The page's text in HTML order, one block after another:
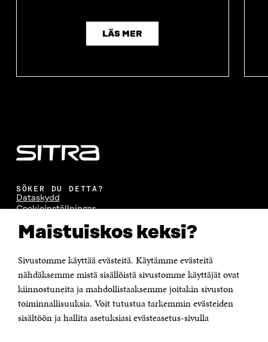
Maistuiskos keksi?
Sivustomme käyttää evästeitä. Käytämme evästeitä
nähdäksemme mistä sisällöistä sivustomme käyttäjät ovat
kiinnostuneita ja mahdollistaaksemme joitakin sivuston
toiminnallisuuksia. Voit tutustua tarkemmin evästeiden
sisältöön ja hallita asetuksiasi evästeasetus-sivulla
LÄS MER
SÖKER DU DETTA?
Dataskydd
Cookieinställningar
Tillgänglighetsutredning
Beskrivning av handlingsoffentligheten
KONTAKTA OSS
Jubileumsfonden för Finlands självständighet Sitra
Östersjögatan 11–13, PB 160,
00181 Helsingfors